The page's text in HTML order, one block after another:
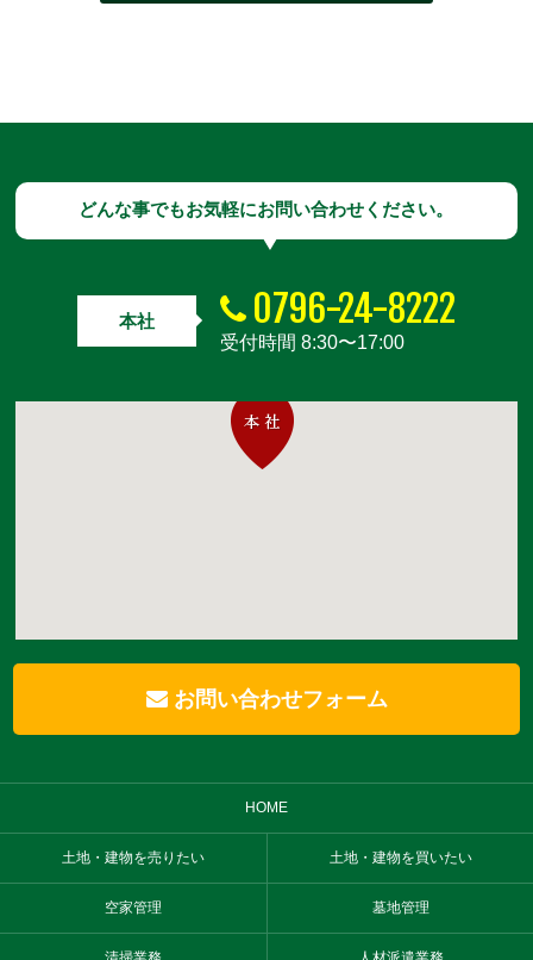
どんな事でもお気軽にお問い合わせください。
本社 0796-24-8222
受付時間 8:30〜17:00
お問い合わせフォーム
HOME
土地・建物を売りたい 土地・建物を買いたい
空家管理 墓地管理